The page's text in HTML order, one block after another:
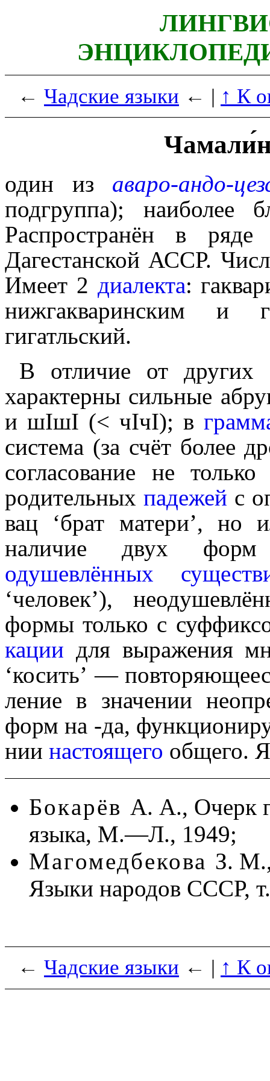
← Чадские языки ← | ↑ К
один из аваро-андо-
подгруппа); наиболее
Распространён в ряде
Дагестанской АССР.
Имеет 2 диалекта:
нижгакваринским и
гигатльский.
В отличие от других
характерны сильные
и шӀшӀ (< чӀчӀ); в
система (за счёт более
согласование не
родительных падежей с
вац ‘брат матери’, но
наличие двух
одушевлённых
‘человек’),
формы только с
ка­ции для выраже­ния
‘косить’ —
ле­ние в значе­нии
форм на ‑да,
нии настоящего общего.
Бокарёв А. А., Очерк
языка, М.—Л., 1949;
Магомедбекова З.
Языки народов СССР,
← Чадские языки ← | ↑ К